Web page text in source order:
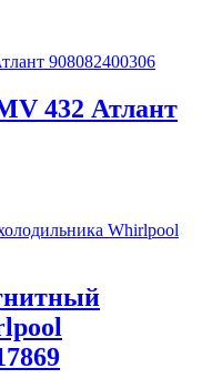
432 Атлант